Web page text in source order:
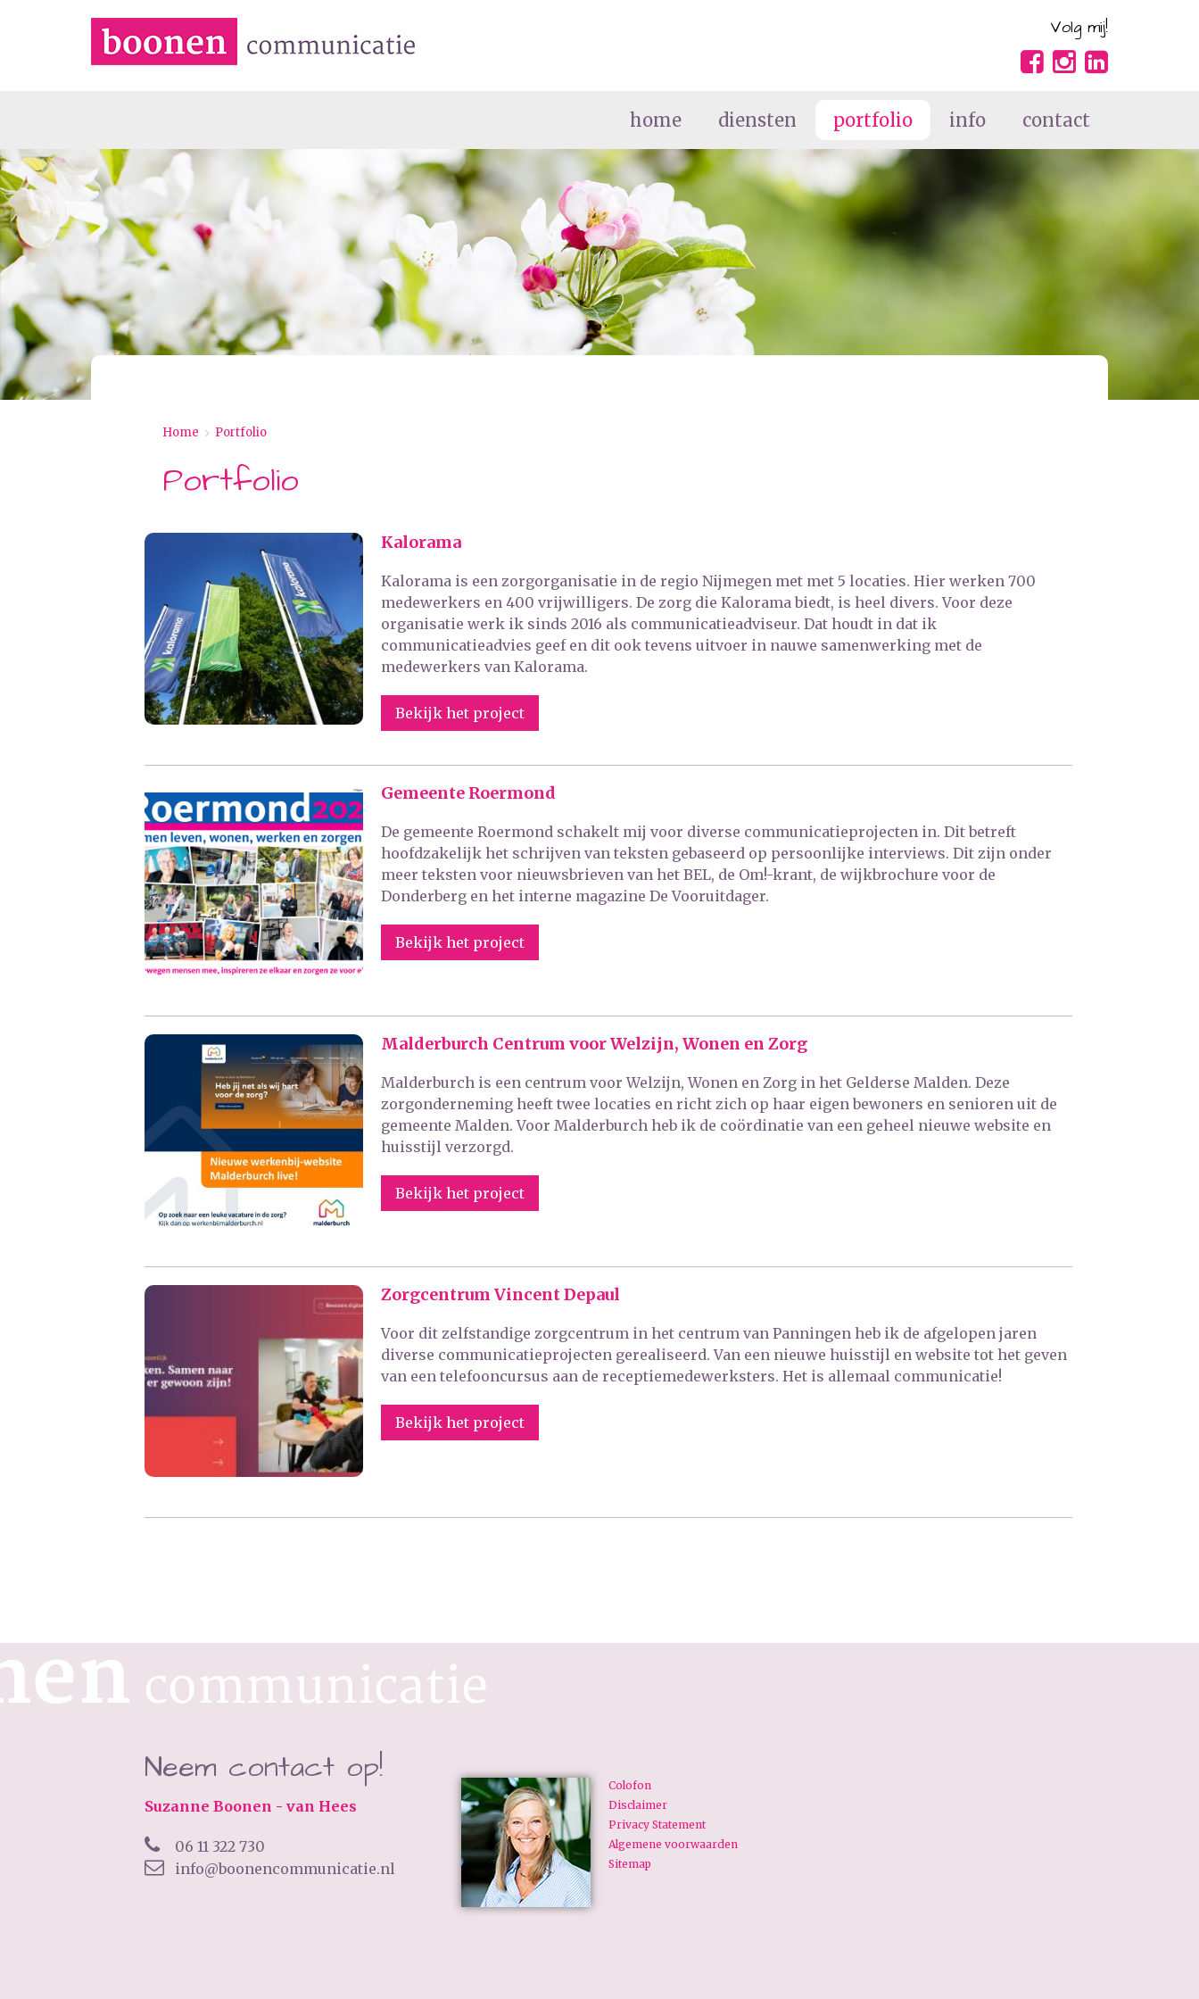
Volg mij!
home diensten portfolio info contact
Home > Portfolio
Portfolio
Kalorama
Kalorama is een zorgorganisatie in de regio Nijmegen met met 5 locaties. Hier werken 700
medewerkers en 400 vrijwilligers. De zorg die Kalorama biedt, is heel divers. Voor deze
organisatie werk ik sinds 2016 als communicatieadviseur. Dat houdt in dat ik
communicatieadvies geef en dit ook tevens uitvoer in nauwe samenwerking met de
medewerkers van Kalorama.
Bekijk het project
Gemeente Roermond
De gemeente Roermond schakelt mij voor diverse communicatieprojecten in. Dit betreft
hoofdzakelijk het schrijven van teksten gebaseerd op persoonlijke interviews. Dit zijn onder
meer teksten voor nieuwsbrieven van het BEL, de Om!-krant, de wijkbrochure voor de
Donderberg en het interne magazine De Vooruitdager.
Bekijk het project
Malderburch Centrum voor Welzijn, Wonen en Zorg
Malderburch is een centrum voor Welzijn, Wonen en Zorg in het Gelderse Malden. Deze
zorgonderneming heeft twee locaties en richt zich op haar eigen bewoners en senioren uit de
gemeente Malden. Voor Malderburch heb ik de coördinatie van een geheel nieuwe website en
huisstijl verzorgd.
Bekijk het project
Zorgcentrum Vincent Depaul
Voor dit zelfstandige zorgcentrum in het centrum van Panningen heb ik de afgelopen jaren
diverse communicatieprojecten gerealiseerd. Van een nieuwe huisstijl en website tot het geven
van een telefooncursus aan de receptiemedewerksters. Het is allemaal communicatie!
Bekijk het project
Neem contact op!
Suzanne Boonen - van Hees
06 11 322 730
info@boonencommunicatie.nl
Colofon
Disclaimer
Privacy Statement
Algemene voorwaarden
Sitemap